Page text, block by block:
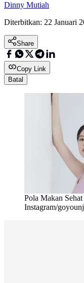
Dinny Mutiah
Diterbitkan: 22 Januari
Share
Copy Link
Batal
Pola Makan
Instagram/